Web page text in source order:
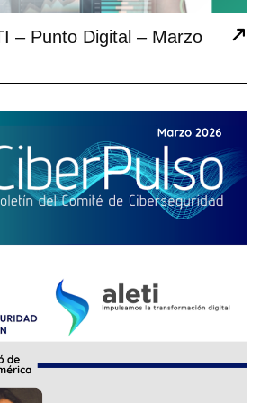
– Punto Digital – Marzo